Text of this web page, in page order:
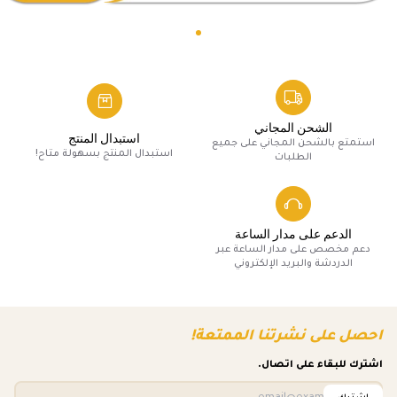
الشحن المجاني
استمتع بالشحن المجاني على جميع
الطلبات
استبدال المنتج
استبدال المنتج بسهولة متاح!
الدعم على مدار الساعة
دعم مخصص على مدار الساعة عبر
الدردشة والبريد الإلكتروني
احصل على نشرتنا الممتعة!
اشترك للبقاء على اتصال.